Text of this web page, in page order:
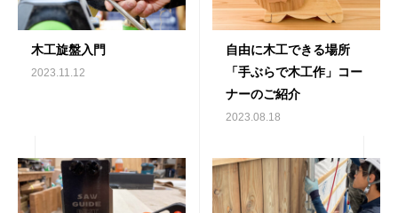
木工旋盤入門
2023.11.12
自由に木工できる場所
「手ぶらで木工作」コー
ナーのご紹介
2023.08.18